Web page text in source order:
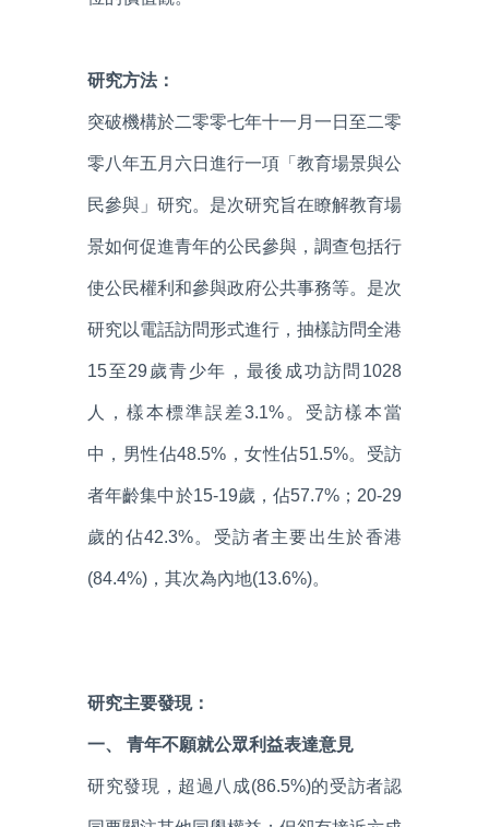
研究方法：
突破機構於二零零七年十一月一日至二零
零八年五月六日進行一項「教育場景與公
民參與」研究。是次研究旨在瞭解教育場
景如何促進青年的公民參與，調查包括行
使公民權利和參與政府公共事務等。是次
研究以電話訪問形式進行，抽樣訪問全港
15至29歲青少年，最後成功訪問1028
人，樣本標準誤差3.1%。受訪樣本當
中，男性佔48.5%，女性佔51.5%。受訪
者年齡集中於15-19歲，佔57.7%；20-29
歲的佔42.3%。受訪者主要出生於香港
(84.4%)，其次為內地(13.6%)。
研究主要發現：
一、 青年不願就公眾利益表達意見
研究發現，超過八成(86.5%)的受訪者認